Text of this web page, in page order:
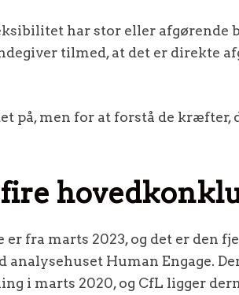
har stor eller afgørende
tilmed, at det er direkte
på, men for at forstå de kræfter,
fra marts 2023, og det er den
Human Engage.
i marts 2020, og CfL ligger